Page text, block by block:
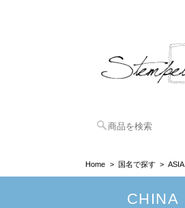
Home 国名で探す ASIA
CHINA